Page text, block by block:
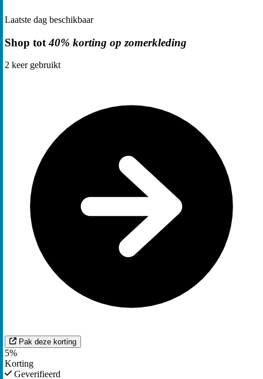
Laatste dag beschikbaar
Shop tot40% korting op zomerkleding
2 keer gebruikt
Pak deze korting
5%
Korting
Geverifieerd